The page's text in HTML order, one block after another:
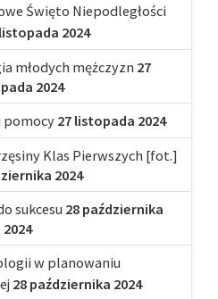
Święto Niepodległości
2024
młodych mężczyzn 27
2024
pomocy 27 listopada 2024
Klas Pierwszych [fot.]
2024
sukcesu 28 października
2024
w planowaniu
28 października 2024